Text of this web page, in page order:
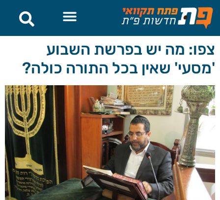
לתוכן
צפו: מה יש בפרשת השבוע
'מסעי' שאין בכל התורה כולה?